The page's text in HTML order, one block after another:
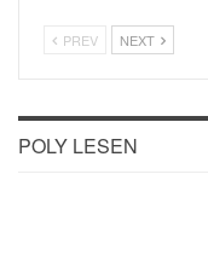
PREV NEXT
POLY LESEN